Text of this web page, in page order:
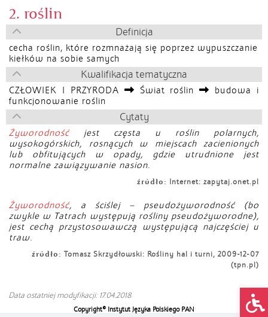
2. roślin
Definicja
cecha roślin, które rozmnażają się poprzez wypuszczanie
kiełków na sobie samych
Kwalifikacja tematyczna
CZŁOWIEK I PRZYRODA Świat roślin
budowa i
funkcjonowanie roślin
Cytaty
Żyworodnośćjest częsta u roślin polarnych,
wysokogórskich, rosnących w miejscach zacienionych
lub obfitujących w opady, gdzie utrudnione jest
normalne zawiązywanie nasion.
źródło: Internet: zapytaj.onet.pl
Żyworodność, a ściślej – pseudożyworodność (bo
zwykle w Tatrach występują rośliny pseudożyworodne),
jest cechą przystosowawczą występującą najczęściej u
traw.
źródło: Tomasz Skrzydłowski: Rośliny hal i turni, 2009-12-07
(tpn.pl)
Data ostatniej modyfikacji: 17.04.2018
Copyright© Instytut Języka Polskiego PAN